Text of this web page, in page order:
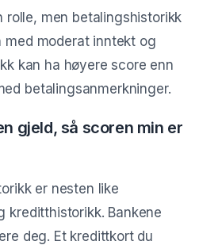
rolle, men betalingshistorikk
med moderat inntekt og
kan ha høyere score enn
betalingsanmerkninger.
gjeld, så scoren min er
er nesten like
kreditthistorikk. Bankene
deg. Et kredittkort du